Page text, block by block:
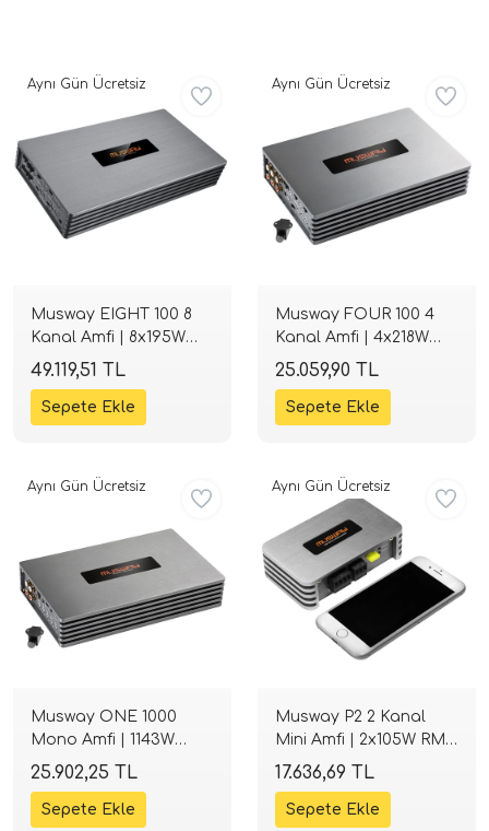
Musway EIGHT 100 8
Kanal Amfi | 8x195W
RMS Class-D | SPLHIFI
49.119,51 TL
Aynı Gün Ücretsiz
Musway FOUR 100 4
Kanal Amfi | 4x218W
RMS Class-D | SPLHIFI
25.059,90 TL
Aynı Gün Ücretsiz
Musway ONE 1000
Mono Amfi | 1143W
RMS Class-D | SPLHIFI
25.902,25 TL
Aynı Gün Ücretsiz
Musway P2 2 Kanal
Mini Amfi | 2x105W RMS
Class-D | SPLHIFI
17.636,69 TL
Aynı Gün Ücretsiz